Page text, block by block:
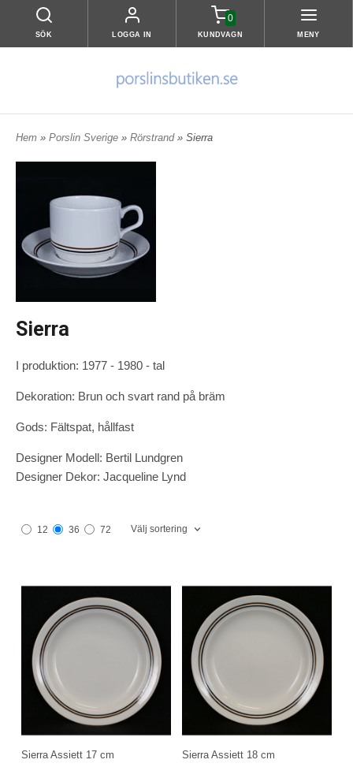
SÖK LOGGA IN
0
KUNDVAGN MENY
Hem » Porslin Sverige » Rörstrand » Sierra
Sierra
I produktion: 1977 - 1980 - tal
Dekoration: Brun och svart rand på bräm
Gods: Fältspat, hållfast
Designer Modell: Bertil Lundgren
Designer Dekor: Jacqueline Lynd
12 36 72 Välj sortering
Sierra Assiett 17 cm Sierra Assiett 18 cm